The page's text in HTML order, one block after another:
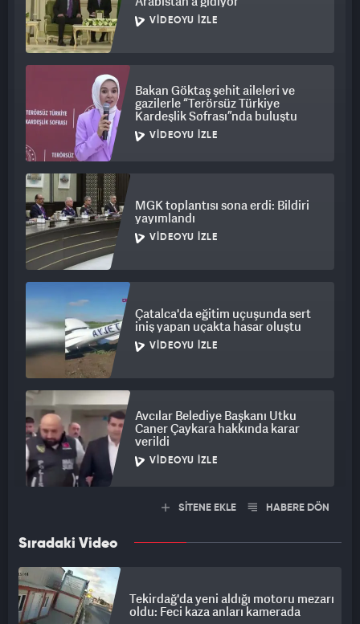
VIDEOYU İZLE
Bakan Göktaş şehit aileleri ve
gazilerle “Terörsüz Türkiye
Kardeşlik Sofrası”nda buluştu
VIDEOYU İZLE
MGK toplantısı sona erdi: Bildiri
yayımlandı
VIDEOYU İZLE
Çatalca'da eğitim uçuşunda sert
iniş yapan uçakta hasar oluştu
VIDEOYU İZLE
Avcılar Belediye Başkanı Utku
Caner Çaykara hakkında karar
verildi
VIDEOYU İZLE
SİTENE EKLE HABERE DÖN
Sıradaki Video
Tekirdağ'da yeni aldığı motoru mezarı
oldu: Feci kaza anları kamerada